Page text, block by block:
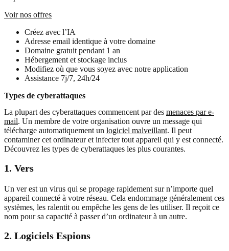
Voir nos offres
Créez avec l’IA
Adresse email identique à votre domaine
Domaine gratuit pendant 1 an
Hébergement et stockage inclus
Modifiez où que vous soyez avec notre application
Assistance 7j/7, 24h/24
Types de cyberattaques
La plupart des cyberattaques commencent par des menaces par e-
mail. Un membre de votre organisation ouvre un message qui
télécharge automatiquement un logiciel malveillant. Il peut
contaminer cet ordinateur et infecter tout appareil qui y est connecté.
Découvrez les types de cyberattaques les plus courantes.
1. Vers
Un ver est un virus qui se propage rapidement sur n’importe quel
appareil connecté à votre réseau. Cela endommage généralement ces
systèmes, les ralentit ou empêche les gens de les utiliser. Il reçoit ce
nom pour sa capacité à passer d’un ordinateur à un autre.
2. Logiciels Espions